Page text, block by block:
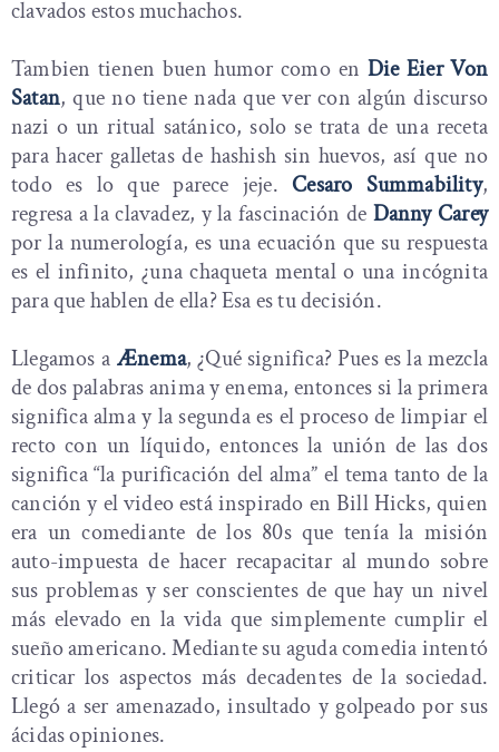
clavados estos muchachos.
Tambien tienen buen humor como en Die Eier Von
Satan, que no tiene nada que ver con algún discurso
nazi o un ritual satánico, solo se trata de una receta
para hacer galletas de hashish sin huevos, así que no
todo es lo que parece jeje.Cesaro Summability,
regresa a la clavadez, y la fascinación de Danny Carey
por la numerología, es una ecuación que su respuesta
es el infinito, ¿una chaqueta mental o una incógnita
para que hablen de ella? Esa es tu decisión.
Llegamos a Ænema, ¿Qué significa? Pues es la mezcla
de dos palabras anima y enema, entonces si la primera
significa alma y la segunda es el proceso de limpiar el
recto con un líquido, entonces la unión de las dos
significa “la purificación del alma” el tema tanto de la
canción y el video está inspirado en Bill Hicks, quien
era un comediante de los 80s que tenía la misión
auto-impuesta de hacer recapacitar al mundo sobre
sus problemas y ser conscientes de que hay un nivel
más elevado en la vida que simplemente cumplir el
sueño americano.Mediante su aguda comedia intentó
criticar los aspectos más decadentes de la sociedad.
Llegó a ser amenazado, insultado y golpeado por sus
ácidas opiniones.